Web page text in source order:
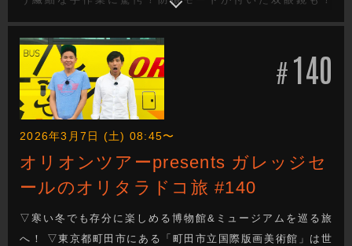
▽「中村屋 中華まんミュージアム」でその歴史を学ぶ ▽今週
もガレッジセールのゆるり旅をお届けします
#140
2026年3月7日 (土) 08:45〜
オリオンツアーpresents ガレッジセ
ールのオリタラドコ旅 #140
▽寒い冬でも存分に楽しめる博物館&ミュージアムを巡る旅
へ！ ▽東京都町田市にある「町田市立国際版画美術館」は世